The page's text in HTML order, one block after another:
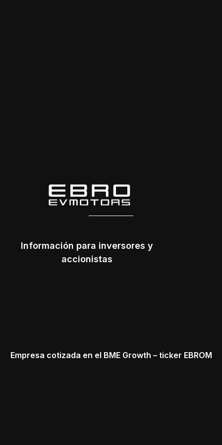
Información para inversores y
accionistas
Empresa cotizada en el BME Growth – ticker EBROM